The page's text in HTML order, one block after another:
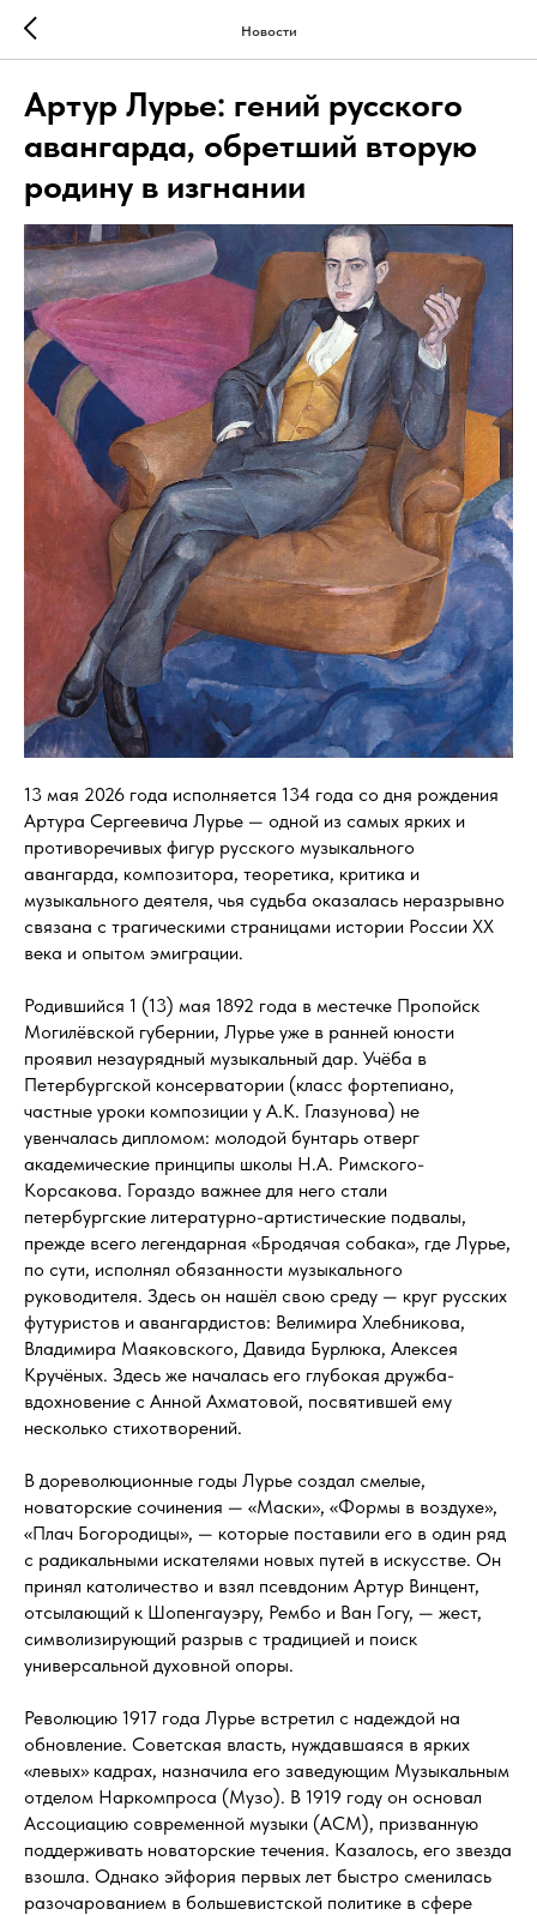
Новости
Артур Лурье: гений русского
авангарда, обретший вторую
родину в изгнании
13 мая 2026 года исполняется 134 года со дня рождения
Артура Сергеевича Лурье — одной из самых ярких и
противоречивых фигур русского музыкального
авангарда, композитора, теоретика, критика и
музыкального деятеля, чья судьба оказалась неразрывно
связана с трагическими страницами истории России XX
века и опытом эмиграции.
Родившийся 1 (13) мая 1892 года в местечке Пропойск
Могилёвской губернии, Лурье уже в ранней юности
проявил незаурядный музыкальный дар. Учёба в
Петербургской консерватории (класс фортепиано,
частные уроки композиции у А.К. Глазунова) не
увенчалась дипломом: молодой бунтарь отверг
академические принципы школы Н.А. Римского-
Корсакова. Гораздо важнее для него стали
петербургские литературно-артистические подвалы,
прежде всего легендарная «Бродячая собака», где Лурье,
по сути, исполнял обязанности музыкального
руководителя. Здесь он нашёл свою среду — круг русских
футуристов и авангардистов: Велимира Хлебникова,
Владимира Маяковского, Давида Бурлюка, Алексея
Кручёных. Здесь же началась его глубокая дружба-
вдохновение с Анной Ахматовой, посвятившей ему
несколько стихотворений.
В дореволюционные годы Лурье создал смелые,
новаторские сочинения — «Маски», «Формы в воздухе»,
«Плач Богородицы», — которые поставили его в один ряд
с радикальными искателями новых путей в искусстве. Он
принял католичество и взял псевдоним Артур Винцент,
отсылающий к Шопенгауэру, Рембо и Ван Гогу, — жест,
символизирующий разрыв с традицией и поиск
универсальной духовной опоры.
Революцию 1917 года Лурье встретил с надеждой на
обновление. Советская власть, нуждавшаяся в ярких
«левых» кадрах, назначила его заведующим Музыкальным
отделом Наркомпроса (Музо). В 1919 году он основал
Ассоциацию современной музыки (АСМ), призванную
поддерживать новаторские течения. Казалось, его звезда
взошла. Однако эйфория первых лет быстро сменилась
разочарованием в большевистской политике в сфере